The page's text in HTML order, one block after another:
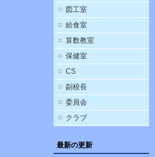
図工室
給食室
算数教室
保健室
CS
副校長
委員会
クラブ
最新の更新